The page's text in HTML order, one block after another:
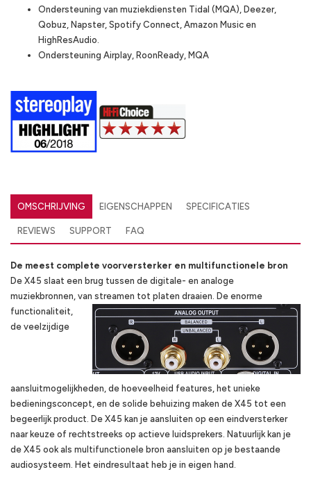
Ondersteuning van muziekdiensten Tidal (MQA), Deezer,
Qobuz, Napster, Spotify Connect, Amazon Music en
HighResAudio.
Ondersteuning Airplay, RoonReady, MQA
OMSCHRIJVING EIGENSCHAPPEN SPECIFICATIES
REVIEWS SUPPORT FAQ
De meest complete voorversterker en multifunctionele bron
De X45 slaat een brug tussen de digitale- en analoge
muziekbronnen, van streamen tot platen draaien. De enorme
functionaliteit,
de veelzijdige
aansluitmogelijkheden, de hoeveelheid features, het unieke
bedieningsconcept, en de solide behuizing maken de X45 tot een
begeerlijk product. De X45 kan je aansluiten op een eindversterker
naar keuze of rechtstreeks op actieve luidsprekers. Natuurlijk kan je
de X45 ook als multifunctionele bron aansluiten op je bestaande
audiosysteem. Het eindresultaat heb je in eigen hand.